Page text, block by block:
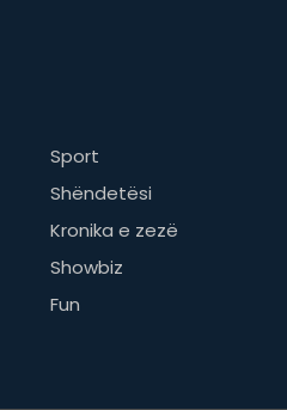
Sport
Shëndetësi
Kronika e zezë
Showbiz
Fun